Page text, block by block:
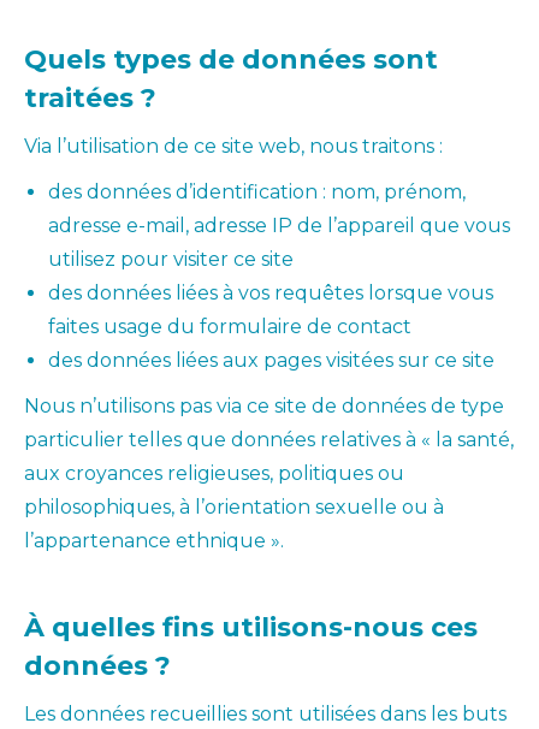
Quels types de données sont
traitées ?
Via l’utilisation de ce site web, nous traitons :
des données d’identification : nom, prénom,
adresse e-mail, adresse IP de l’appareil que vous
utilisez pour visiter ce site
des données liées à vos requêtes lorsque vous
faites usage du formulaire de contact
des données liées aux pages visitées sur ce site
Nous n’utilisons pas via ce site de données de type
particulier telles que données relatives à « la santé,
aux croyances religieuses, politiques ou
philosophiques, à l’orientation sexuelle ou à
l’appartenance ethnique ».
À quelles fins utilisons-nous ces
données ?
Les données recueillies sont utilisées dans les buts